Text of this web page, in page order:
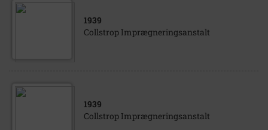
1939
Collstrop Imprægneringsanstalt
1939
Collstrop Imprægneringsanstalt